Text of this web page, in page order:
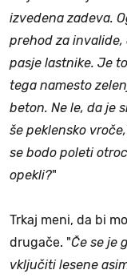
izvedena zadeva.
prehod za
pasje lastnike. Je
tega namesto
beton. Ne le, da je
še peklensko vroče,
se bodo poleti
opekli?"
Trkaj meni, da bi
drugače. "Če se je
vključiti lesene